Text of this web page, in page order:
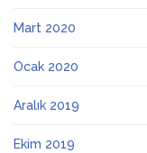
Mart 2020
Ocak 2020
Aralık 2019
Ekim 2019